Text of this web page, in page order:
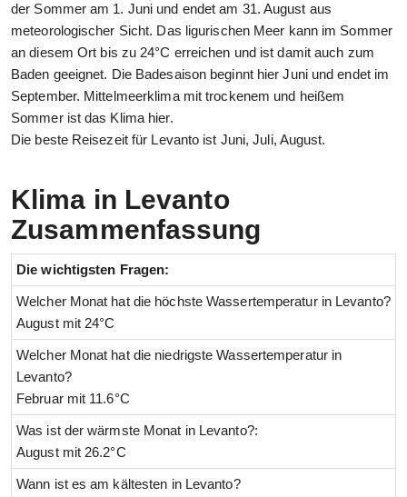
der Sommer am 1. Juni und endet am 31. August aus
meteorologischer Sicht. Das ligurischen Meer kann im Sommer
an diesem Ort bis zu 24°C erreichen und ist damit auch zum
Baden geeignet. Die Badesaison beginnt hier Juni und endet im
September. Mittelmeerklima mit trockenem und heißem
Sommer ist das Klima hier.
Die beste Reisezeit für Levanto ist Juni, Juli, August.
Klima in Levanto
Zusammenfassung
Die wichtigsten Fragen:
Welcher Monat hat die höchste Wassertemperatur in Levanto?
August mit 24°C
Welcher Monat hat die niedrigste Wassertemperatur in
Levanto?
Februar mit 11.6°C
Was ist der wärmste Monat in Levanto?:
August mit 26.2°C
Wann ist es am kältesten in Levanto?